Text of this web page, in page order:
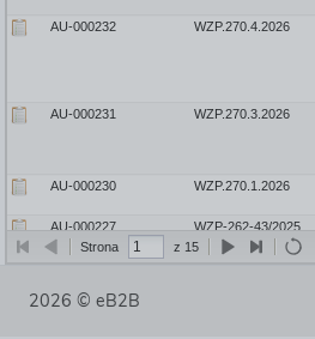
114423
AU-000232 WZP.270.4.2026
114054
AU-000231 WZP.270.3.2026
113535
AU-000230 WZP.270.1.2026
113325
AU-000227 WZP-262-43/2025
112310
AU-000226
Strona z 15
2026 © eB2B